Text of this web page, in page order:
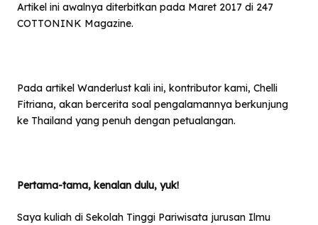
Artikel ini awalnya diterbitkan pada Maret 2017 di 247
COTTONINK Magazine.
Pada artikel Wanderlust kali ini, kontributor kami, Chelli
Fitriana, akan bercerita soal pengalamannya berkunjung
ke Thailand yang penuh dengan petualangan.
Pertama-tama, kenalan dulu, yuk!
Saya kuliah di Sekolah Tinggi Pariwisata jurusan Ilmu